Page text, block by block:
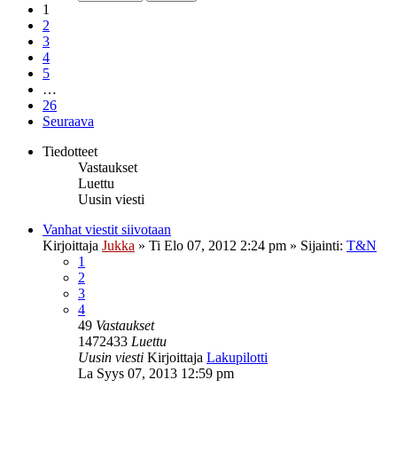
1
2
3
4
5
…
26
Seuraava
Tiedotteet
Vastaukset
Luettu
Uusin viesti
Vanhat viestit siivotaan
Kirjoittaja Jukka » Ti Elo 07, 2012 2:24 pm » Sijainti: T&N
1
2
3
4
49 Vastaukset
1472433 Luettu
Uusin viesti Kirjoittaja Lakupilotti
La Syys 07, 2013 12:59 pm